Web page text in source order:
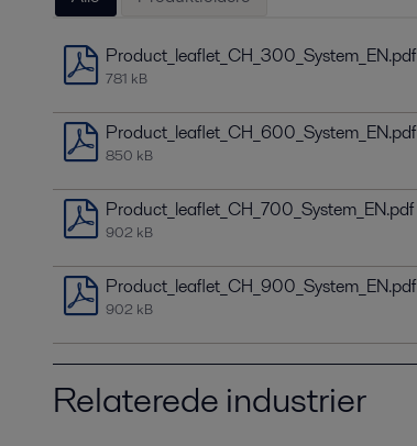
Product_leaflet_CH_300_System_EN.pdf
781 kB
Product_leaflet_CH_600_System_EN.pdf
850 kB
Product_leaflet_CH_700_System_EN.pdf
902 kB
Product_leaflet_CH_900_System_EN.pdf
902 kB
Relaterede industrier